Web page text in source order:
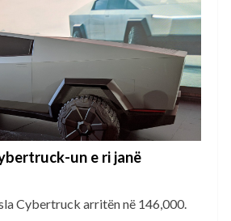
un e ri janë
Cybertruck arritën në 146,000.